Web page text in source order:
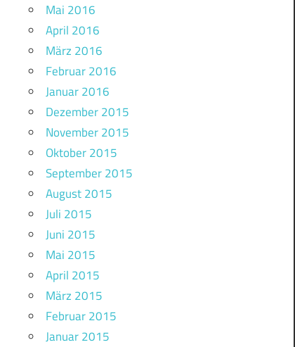
Mai 2016
April 2016
März 2016
Februar 2016
Januar 2016
Dezember 2015
November 2015
Oktober 2015
September 2015
August 2015
Juli 2015
Juni 2015
Mai 2015
April 2015
März 2015
Februar 2015
Januar 2015